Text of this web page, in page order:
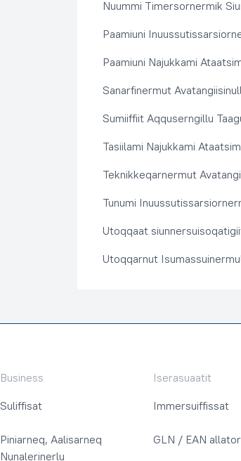
Nuummi Timersornermik
Paamiuni
Paamiuni Najukkami
Sanarfinermut
Sumiiffiit Aqquserngillu
Tasiilami Najukkami
Teknikkeqarnermut
Tunumi
Utoqqaat
Utoqqarnut
Business
Suliffisat
Piniarneq, Aalisarneq
Nunalerinerlu
Iserasuaatit
Immersuiffissat
GLN / EAN